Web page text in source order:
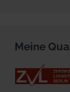
Meine